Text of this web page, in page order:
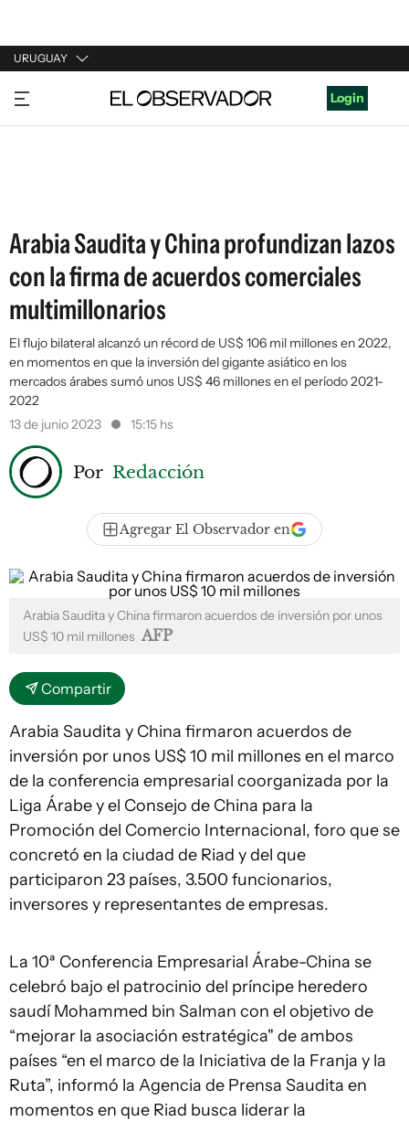
URUGUAY
URUGUAY
ARGENTINA
Login
Arabia Saudita y China profundizan lazos
con la firma de acuerdos comerciales
multimillonarios
El flujo bilateral alcanzó un récord de US$ 106 mil millones en 2022,
en momentos en que la inversión del gigante asiático en los
mercados árabes sumó unos US$ 46 millones en el período 2021-
2022
13 de junio 2023
15:15 hs
Por Redacción
Agregar El Observador en
Arabia Saudita y China firmaron acuerdos de inversión por unos
US$ 10 mil millones AFP
Compartir
Arabia Saudita y China firmaron acuerdos de
inversión por unos US$ 10 mil millones en el marco
de la conferencia empresarial coorganizada por la
Liga Árabe y el Consejo de China para la
Promoción del Comercio Internacional, foro que se
concretó en la ciudad de Riad y del que
participaron 23 países, 3.500 funcionarios,
inversores y representantes de empresas.
La 10ª Conferencia Empresarial Árabe-China se
celebró bajo el patrocinio del príncipe heredero
saudí Mohammed bin Salman con el objetivo de
“mejorar la asociación estratégica" de ambos
países “en el marco de la Iniciativa de la Franja y la
Ruta”, informó la Agencia de Prensa Saudita en
momentos en que Riad busca liderar la